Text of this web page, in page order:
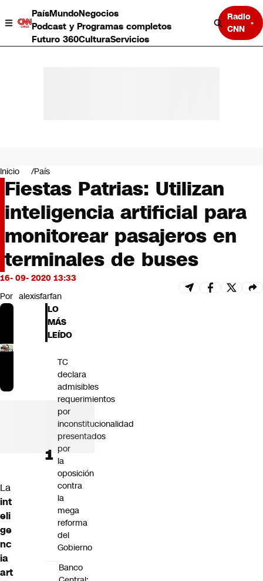
PaísMundoNegocios
Podcast y Programas completos
Futuro 360CulturaServicios
Radio
CNN
Negocios
Deportes
Programas completos
Cultura
Servicios
Bits
CNN tiempo
Futuro 360
Inicio País
Fiestas Patrias: Utilizan
inteligencia artificial para
monitorear pasajeros en
terminales de buses
16- 09- 2020 13:33
Por alexisfarfan
La
int
eli
ge
nc
ia
art
LO
MÁS
LEÍDO
TC
declara
admisibles
requerimientos
por
inconstitucionalidad
presentados
por
la
oposición
contra
la
mega
reforma
del
Gobierno
Banco